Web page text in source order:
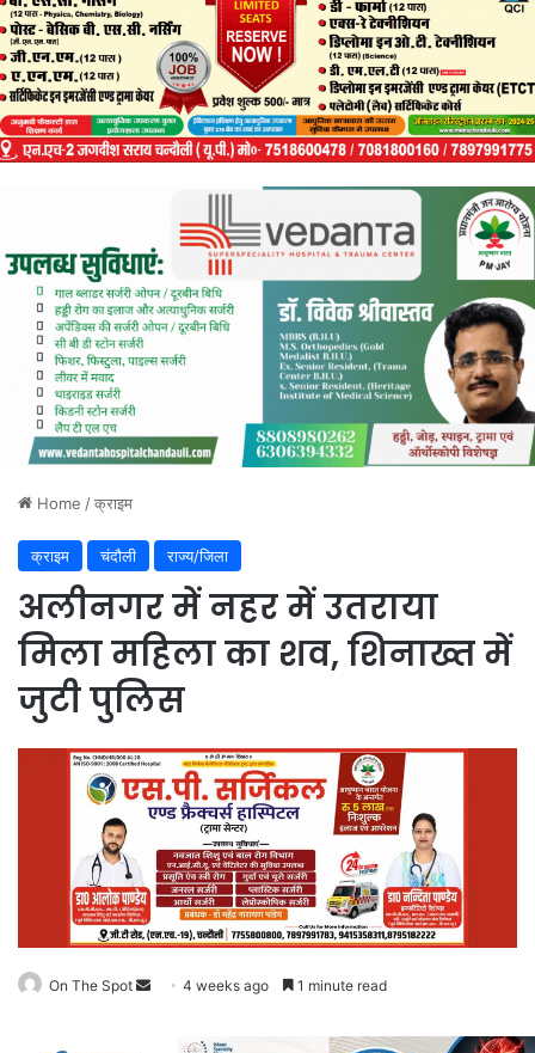
Home /क्राइम
क्राइम चंदौली राज्य/जिला
अलीनगर में नहर में उतराया
मिला महिला का शव, शिनाख्त में
जुटी पुलिस
On The Spot
Send
email
4 weeks ago 1 minute read